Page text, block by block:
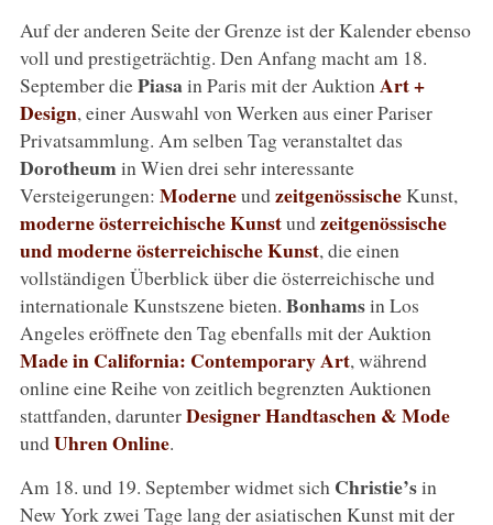
Auf der anderen Seite der Grenze ist der Kalender ebenso
voll und prestigeträchtig. Den Anfang macht am 18.
September diePiasain Paris mit der Auktion Art +
Design, einer Auswahl von Werken aus einer Pariser
Privatsammlung. Am selben Tag veranstaltet das
Dorotheumin Wien drei sehr interessante
Versteigerungen: ModerneundzeitgenössischeKunst,
moderne österreichische Kunstundzeitgenössische
und moderne österreichische Kunst, die einen
vollständigen Überblick über die österreichische und
internationale Kunstszene bieten. Bonhamsin Los
Angeles eröffnete den Tag ebenfalls mit der Auktion
Made in California: Contemporary Art, während
online eine Reihe von zeitlich begrenzten Auktionen
stattfanden, darunterDesigner Handtaschen & Mode
undUhren Online.
Am 18. und 19. September widmet sich Christie’sin
New York zwei Tage lang der asiatischen Kunst mit der